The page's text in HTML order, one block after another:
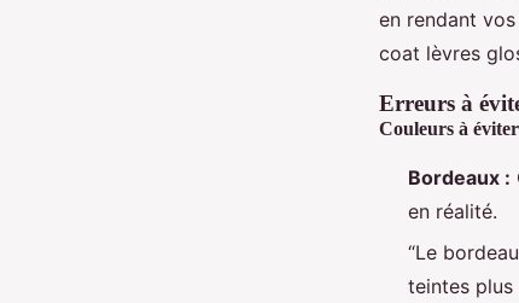
en rendant
coat lèvres
Erreurs à
Couleurs à
Bordeaux :
en réalité.
“Le
teintes plus